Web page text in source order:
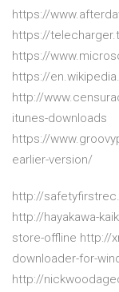
https://
https://
https://
https://
http://
itunes-downloads
https://
earlier-version/
http://
http://hayakawa-
store-offline http://
downloader-for-
http://